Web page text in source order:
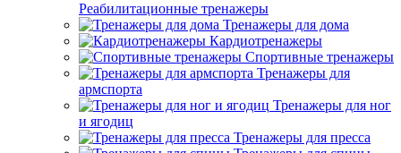
Реабилитационные тренажеры
Тренажеры для дома
Кардиотренажеры
Спортивные тренажеры
Тренажеры для
армспорта
Тренажеры для ног
и ягодиц
Тренажеры для пресса